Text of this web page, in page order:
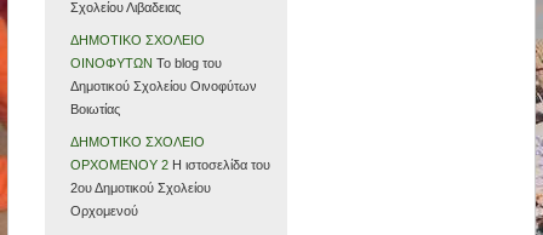
Σχολείου Λιβαδειας
ΔΗΜΟΤΙΚΟ ΣΧΟΛΕΙΟ
ΟΙΝΟΦΥΤΩΝ Το blog του
Δημοτικού Σχολείου Οινοφύτων
Βοιωτίας
ΔΗΜΟΤΙΚΟ ΣΧΟΛΕΙΟ
ΟΡΧΟΜΕΝΟΥ 2Η ιστοσελίδα του
2ου Δημοτικού Σχολείου
Ορχομενού